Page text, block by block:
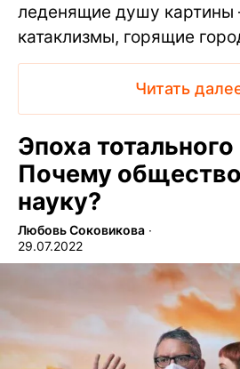
леденящие душу картины
катаклизмы, горящие
Читать
Эпоха
Почему
науку?
Любовь Соковикова ∙
29.07.2022